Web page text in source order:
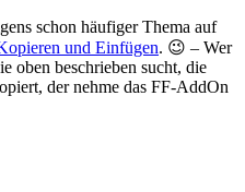
schon häufiger Thema auf
und Einfügen. 😉 – Wer
oben beschrieben sucht, die
der nehme das FF-AddOn